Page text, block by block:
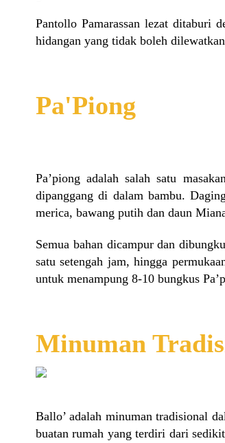
Pantollo Pamarassan lezat ditaburi
hidangan yang tidak boleh
Pa'Piong
Pa’piong adalah salah satu
dipanggang di dalam bambu.
merica, bawang putih dan daun
Semua bahan dicampur dan
satu setengah jam, hingga
untuk menampung 8-10 bungkus
Minuman
Ballo’ adalah minuman tradisional
buatan rumah yang terdiri dari